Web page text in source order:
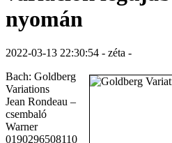
nyomán
2022-03-13 22:30:54 - zéta -
Bach: Goldberg
Variations
Jean Rondeau –
csembaló
Warner
0190296508110